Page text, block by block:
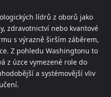
lídrů z oborů jako
zdravotnictví nebo kvantové
s výrazně širším záběrem,
Z pohledu Washingtonu to
z úzce vymezené role do
a systémovější vliv